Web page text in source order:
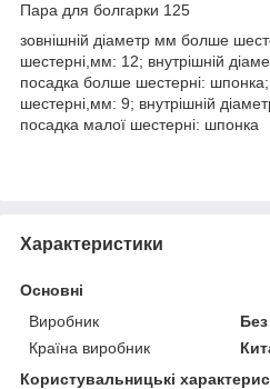
Пара для болгарки 125
зовнішній діаметр мм болше
шестерні,мм: 12; внутрішній
посадка болше шестерні: шпонка;
шестерні,мм: 9; внутрішній
посадка малої шестерні: шпонка
Характеристики
Основні
Виробник
Країна виробник
Користувальницькі